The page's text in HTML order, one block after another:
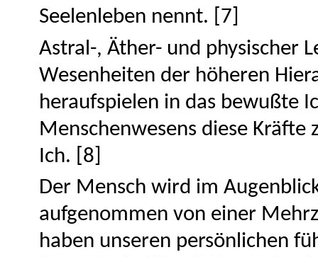
Seelenleben nennt. [7]
Astral-, Äther- und physischer
Wesenheiten der höheren
heraufspielen in das bewußte
Menschenwesens diese
Ich. [8]
Der Mensch wird im
aufgenommen von einer
haben unseren persönlichen